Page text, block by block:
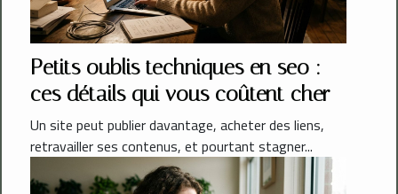
Petits oublis techniques en seo :
ces détails qui vous coûtent cher
Un site peut publier davantage, acheter des liens,
retravailler ses contenus, et pourtant stagner...